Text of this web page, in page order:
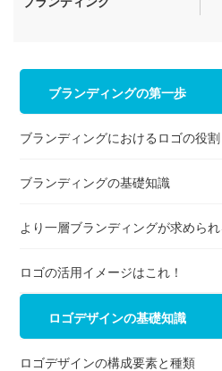
ブランディングの第一歩
ブランディングにおけるロゴの役割
ブランディングの基礎知識
より一層ブランディングが求めら
ロゴの活用イメージはこれ！
ロゴデザインの基礎知識
ロゴデザインの構成要素と種類